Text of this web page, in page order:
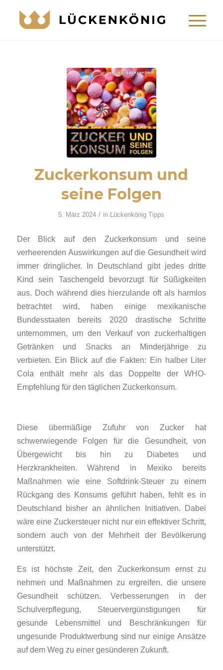
125 Spacing
Zuckerkonsum und
seine Folgen
5. März 2024 / in Lückenkönig Tipps
Der Blick auf den Zuckerkonsum und seine
verheerenden Auswirkungen auf die Gesundheit wird
immer dringlicher. In Deutschland gibt jedes dritte
Kind sein Taschengeld bevorzugt für Süßigkeiten
aus. Doch während dies hierzulande oft als harmlos
betrachtet wird, haben einige mexikanische
Bundesstaaten bereits 2020 drastische Schritte
unternommen, um den Verkauf von zuckerhaltigen
Getränken und Snacks an Minderjährige zu
verbieten. Ein Blick auf die Fakten: Ein halber Liter
Cola enthält mehr als das Doppelte der WHO-
Empfehlung für den täglichen Zuckerkonsum.
Diese übermäßige Zufuhr von Zucker hat
schwerwiegende Folgen für die Gesundheit, von
Übergewicht bis hin zu Diabetes und
Herzkrankheiten. Während in Mexiko bereits
Maßnahmen wie eine Softdrink-Steuer zu einem
Rückgang des Konsums geführt haben, fehlt es in
Deutschland bisher an ähnlichen Initiativen. Dabei
wäre eine Zuckersteuer nicht nur ein effektiver Schritt,
sondern auch von der Mehrheit der Bevölkerung
unterstützt.
Es ist höchste Zeit, den Zuckerkonsum ernst zu
nehmen und Maßnahmen zu ergreifen, die unsere
Gesundheit schützen. Verbesserungen in der
Schulverpflegung, Steuervergünstigungen für
gesunde Lebensmittel und Beschränkungen für
ungesunde Produktwerbung sind nur einige Ansätze
auf dem Weg zu einer gesünderen Zukunft.